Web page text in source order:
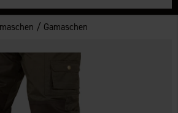
/ Gamaschen